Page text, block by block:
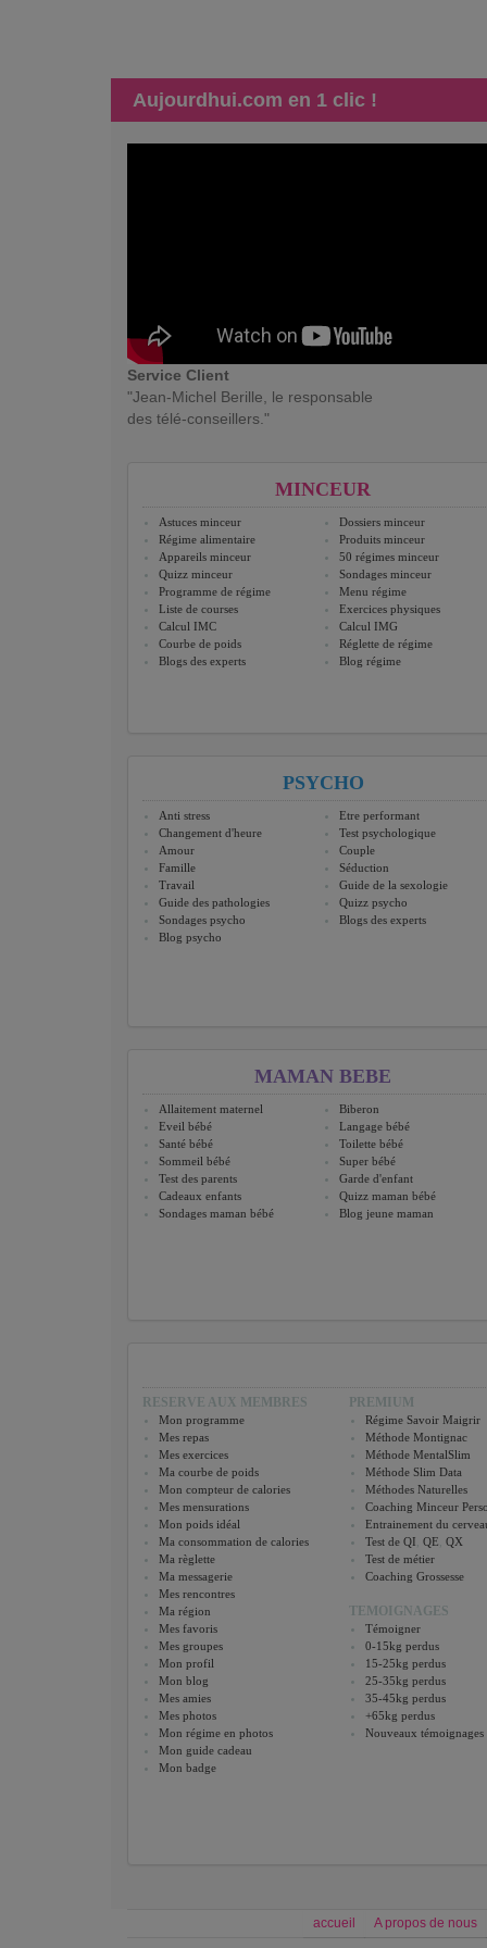
Aujourdhui.com en 1 clic !
Service Client
"Jean-Michel Berille, le responsable
des télé-conseillers."
MINCEUR
Astuces minceur
Dossiers minceur
Régime alimentaire
Produits minceur
Appareils minceur
50 régimes minceur
Quizz minceur
Sondages minceur
Programme de régime
Menu régime
Liste de courses
Exercices physiques
Calcul IMC
Calcul IMG
Courbe de poids
Réglette de régime
Blogs des experts
Blog régime
PSYCHO
Anti stress
Etre performant
Changement d'heure
Test psychologique
Amour
Couple
Famille
Séduction
Travail
Guide de la sexologie
Guide des pathologies
Quizz psycho
Sondages psycho
Blogs des experts
Blog psycho
MAMAN BEBE
Allaitement maternel
Biberon
Eveil bébé
Langage bébé
Santé bébé
Toilette bébé
Sommeil bébé
Super bébé
Test des parents
Garde d'enfant
Cadeaux enfants
Quizz maman bébé
Sondages maman bébé
Blog jeune maman
RESERVE AUX MEMBRES
Mon programme
Mes repas
Mes exercices
Ma courbe de poids
Mon compteur de calories
Mes mensurations
Mon poids idéal
Ma consommation de calories
Ma règlette
Ma messagerie
Mes rencontres
Ma région
Mes favoris
Mes groupes
Mon profil
Mon blog
Mes amies
Mes photos
Mon régime en photos
Mon guide cadeau
Mon badge
PREMIUM
Régime Savoir Maigrir
Méthode Montignac
Méthode MentalSlim
Méthode Slim Data
Méthodes Naturelles
Coaching Minceur
Entrainement du
Test de QI ,QE ,QX
Test de métier
Coaching Grossesse
TEMOIGNAGES
Témoigner
0-15kg perdus
15-25kg perdus
25-35kg perdus
35-45kg perdus
+65kg perdus
Nouveaux témoignages
accueil A propos de nous